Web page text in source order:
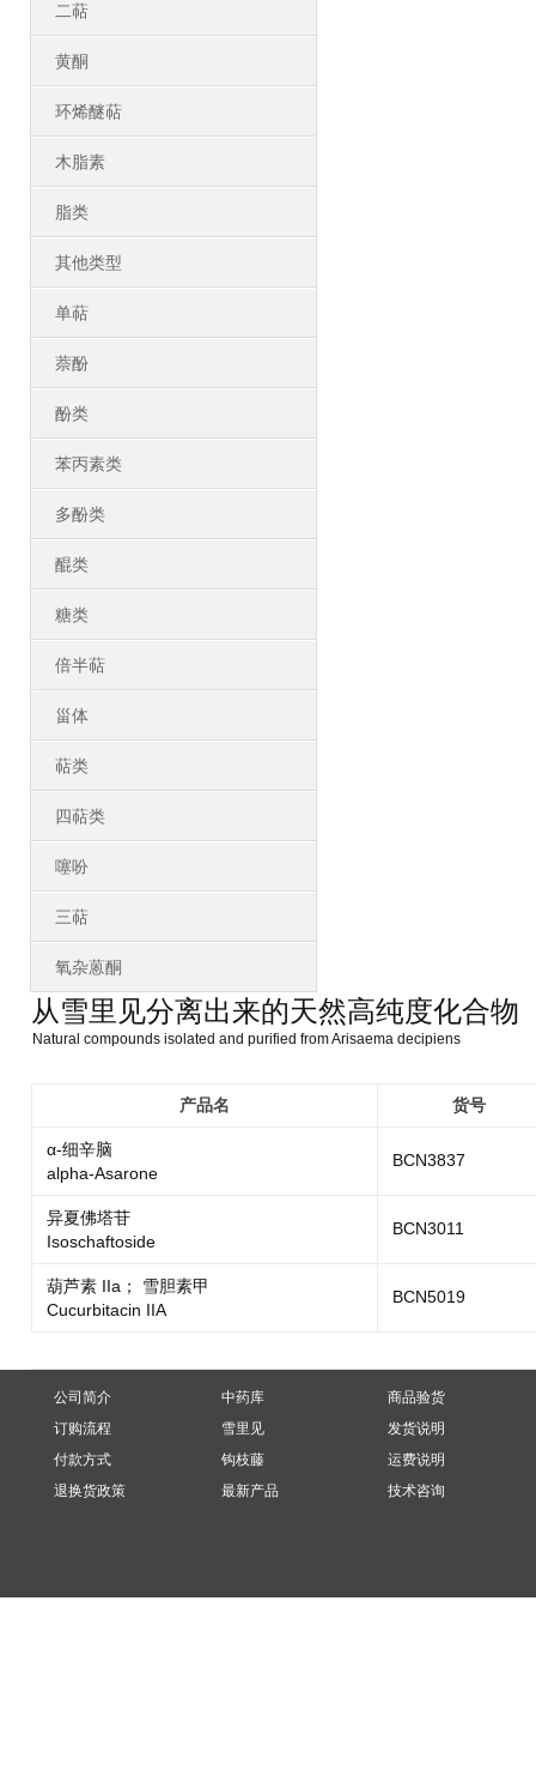
二萜
黄酮
环烯醚萜
木脂素
脂类
其他类型
单萜
萘酚
酚类
苯丙素类
多酚类
醌类
糖类
倍半萜
甾体
萜类
四萜类
噻吩
三萜
氧杂蒽酮
从雪里见分离出来的天然高纯度化合物
Natural compounds isolated and purified from Arisaema decipiens
产品名 货号
α-细辛脑
alpha-Asarone
BCN3837
异夏佛塔苷
Isoschaftoside
BCN3011
葫芦素 IIa； 雪胆素甲
Cucurbitacin IIA
BCN5019
公司简介
订购流程
付款方式
退换货政策
中药库
雪里见
钩枝藤
最新产品
商品验货
发货说明
运费说明
技术咨询